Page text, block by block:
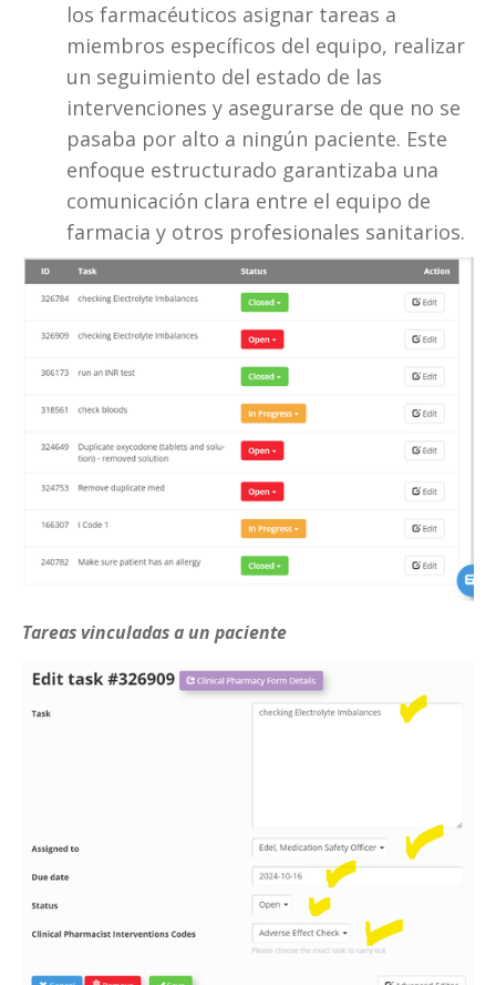
los farmacéuticos asignar tareas a
miembros específicos del equipo, realizar
un seguimiento del estado de las
intervenciones y asegurarse de que no se
pasaba por alto a ningún paciente. Este
enfoque estructurado garantizaba una
comunicación clara entre el equipo de
farmacia y otros profesionales sanitarios.
Tareas vinculadas a un paciente